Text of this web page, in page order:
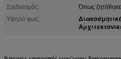
Σχεδιασμός:
Όπως ζητήθηκε
Υψηλό φως: